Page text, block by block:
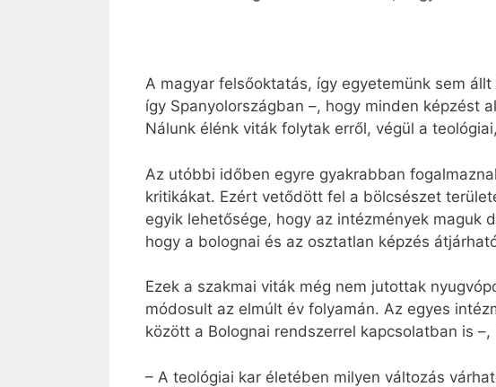
A magyar felsőoktatás, így egyetemünk sem
így Spanyolországban –, hogy minden képzést
Nálunk élénk viták folytak erről, végül a
Az utóbbi időben egyre gyakrabban
kritikákat. Ezért vetődött fel a bölcsészet
egyik lehetősége, hogy az intézmények
hogy a bolognai és az osztatlan képzés
Ezek a szakmai viták még nem jutottak
módosult az elmúlt év folyamán. Az egyes
között a Bolognai rendszerrel kapcsolatban is
– A teológiai kar életében milyen változás